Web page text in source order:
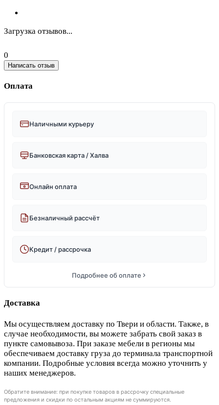
Загрузка отзывов...
0
Написать отзыв
Оплата
Наличными курьеру
Банковская карта / Халва
Онлайн оплата
Безналичный рассчёт
Кредит / рассрочка
Подробнее об оплате
Доставка
Мы осуществляем доставку по Твери и области. Также, в
случае необходимости, вы можете забрать свой заказ в
пункте самовывоза. При заказе мебели в регионы мы
обеспечиваем доставку груза до терминала транспортной
компании. Подробные условия всегда можно уточнить у
наших менеджеров.
Обратите внимание: при покупке товаров в рассрочку специальные
предложения и скидки по остальным акциям не суммируются.